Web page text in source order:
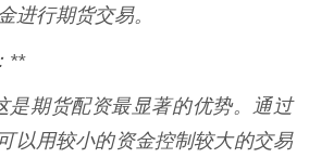
进行期货交易。
**
是期货配资最显著的优势。通过
以用较小的资金控制较大的交易